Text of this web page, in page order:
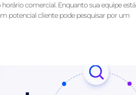
comercial. Enquanto sua equipe está
potencial cliente pode pesquisar por um